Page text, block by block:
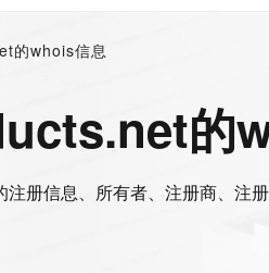
的whois信息
的
册信息、所有者、注册商、注
大模型服务平台百炼
轻量应用服务器
云数据库 RDS
睿译宝，AI翻译排版一步到位
GLM-5.2：长任务时代开源旗舰模型
Hermes Agent，打造自进化智能体